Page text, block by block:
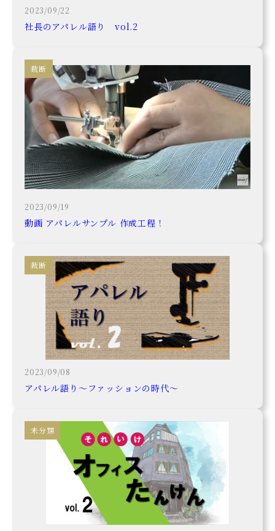
〒660-0811
兵庫県尼崎市常光寺1-22-1
Tel.
06-6481-9867
2023/09/22
社長のアパレル語り vol.2
裁断
2023/09/19
動画 アパレルサンプル 作成工程！
裁断
2023/09/08
アパレル語り～ファッションの時代～
未分類